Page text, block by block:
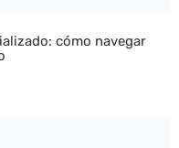
cómo navegar